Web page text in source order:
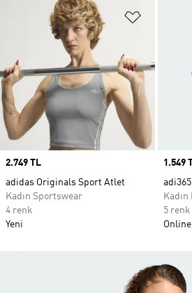
Favori
Price
2.749 TL
adidas Originals Sport Atlet
Kadın Sportswear
4 renk
Yeni
Price
1.549
5 renk